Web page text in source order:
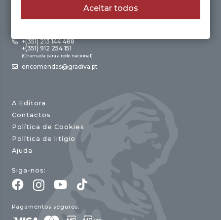
+(351) 213 144 488
+(351) 912 254 151
(Chamada para a rede nacional)
encomendas@gradiva.pt
A Editora
Contactos
Política de Cookies
Política de litígio
Ajuda
Siga-nos:
Pagamentos seguros:
Aceitar todos